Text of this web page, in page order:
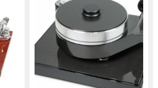
4000W
ohjattava DSP
järjettömän
mukaan: